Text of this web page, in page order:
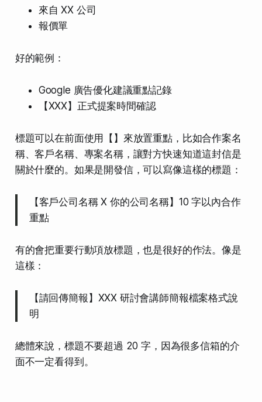
來自 XX 公司
報價單
好的範例：
Google 廣告優化建議重點記錄
【XXX】正式提案時間確認
標題可以在前面使用【】來放置重點，比如合作案名
稱、客戶名稱、專案名稱，讓對方快速知道這封信是
關於什麼的。如果是開發信，可以寫像這樣的標題：
【客戶公司名稱 X 你的公司名稱】10 字以內合作
重點
有的會把重要行動項放標題，也是很好的作法。像是
這樣：
【請回傳簡報】XXX 研討會講師簡報檔案格式說
明
總體來說，標題不要超過 20 字，因為很多信箱的介
面不一定看得到。